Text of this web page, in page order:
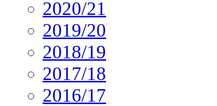
2020/21
2019/20
2018/19
2017/18
2016/17